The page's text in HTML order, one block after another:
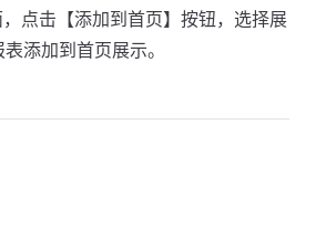
点击【添加到首页】按钮，选择展
添加到首页展示。